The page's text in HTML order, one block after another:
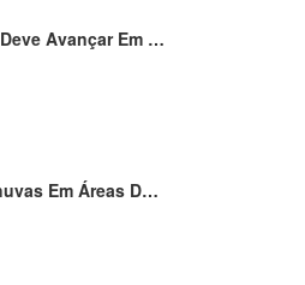
Avançar Em …
Em Áreas D…